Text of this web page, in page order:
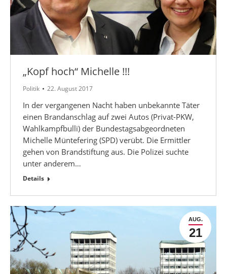
„Kopf hoch“ Michelle !!!
Politik 22. August 2017
In der vergangenen Nacht haben unbekannte Täter
einen Brandanschlag auf zwei Autos (Privat-PKW,
Wahlkampfbulli) der Bundestagsabgeordneten
Michelle Müntefering (SPD) verübt. Die Ermittler
gehen von Brandstiftung aus. Die Polizei suchte
unter anderem…
Details
AUG.
21